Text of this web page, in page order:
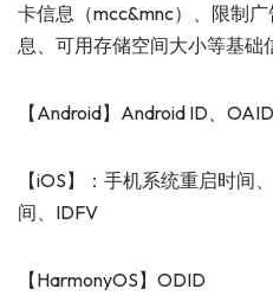
卡信息（mcc&mnc）、限制
息、可用存储空间大小等基础
【Android】Android ID、OAID
【iOS】：手机系统重启时间
间、IDFV
【HarmonyOS】ODID